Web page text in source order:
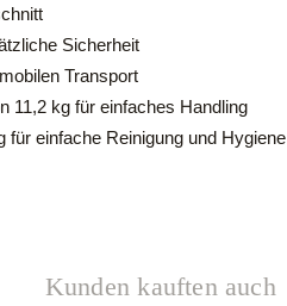
Sicherheit
Transport
11,2 kg für einfaches Handling
einfache Reinigung und Hygiene
Kunden kauften auch